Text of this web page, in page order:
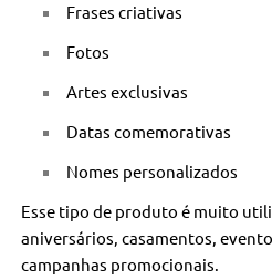
Frases criativas
Fotos
Artes exclusivas
Datas comemorativas
Nomes personalizados
Esse tipo de produto é muito
aniversários, casamentos,
campanhas promocionais.